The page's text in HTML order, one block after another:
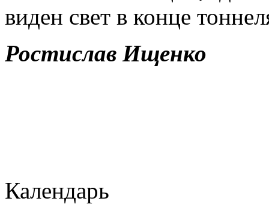
виден свет в конце
Ростислав Ищенко
Календарь